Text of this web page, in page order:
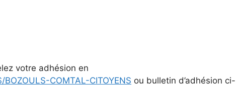
votre adhésion en
COMTAL-CITOYENS ou bulletin d’adhésion ci-